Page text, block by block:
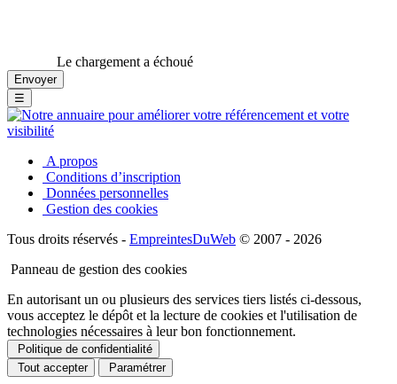
Le chargement a échoué
☰
A propos
Conditions d’inscription
Données personnelles
Gestion des cookies
Tous droits réservés - EmpreintesDuWeb © 2007 - 2026
Panneau de gestion des cookies
En autorisant un ou plusieurs des services tiers listés ci-dessous,
vous acceptez le dépôt et la lecture de cookies et l'utilisation de
technologies nécessaires à leur bon fonctionnement.
Politique de confidentialité
Tout accepter
Paramétrer